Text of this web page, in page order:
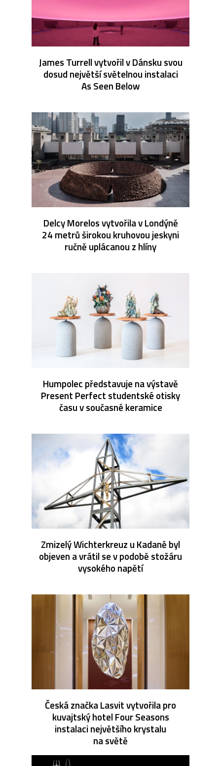
James Turrell vytvořil v Dánsku svou
dosud největší světelnou instalaci
As Seen Below
Delcy Morelos vytvořila v Londýně
24 metrů širokou kruhovou jeskyni
ručně uplácanou z hlíny
Humpolec představuje na výstavě
Present Perfect studentské otisky
času v současné keramice
Zmizelý Wichterkreuz u Kadaně byl
objeven a vrátil se v podobě stožáru
vysokého napětí
Česká značka Lasvit vytvořila pro
kuvajtský hotel Four Seasons
instalaci největšího krystalu
na světě